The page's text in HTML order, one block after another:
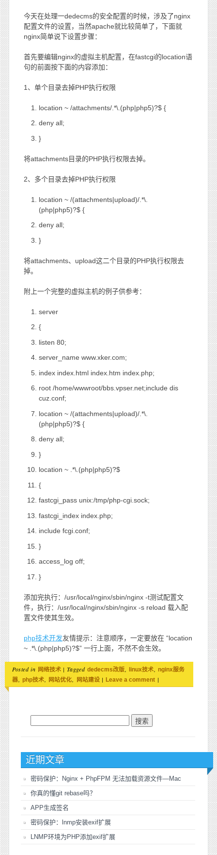
今天在处理一dedecms的安全配置的时候，涉及了nginx
配置文件的设置，当然apache就比较简单了，下面就
nginx简单说下设置步骤：
首先要编辑nginx的虚拟主机配置，在fastcgi的location语
句的前面按下面的内容添加：
1、单个目录去掉PHP执行权限
location ~ /attachments/.*\.(php|php5)?$ {
deny all;
}
将attachments目录的PHP执行权限去掉。
2、多个目录去掉PHP执行权限
location ~ /(attachments|upload)/.*\.
(php|php5)?$ {
deny all;
}
将attachments、upload这二个目录的PHP执行权限去
掉。
附上一个完整的虚拟主机的例子供参考：
server
{
listen 80;
server_name www.xker.com;
index index.html index.htm index.php;
root /home/wwwroot/bbs.vpser.net;include dis
cuz.conf;
location ~ /(attachments|upload)/.*\.
(php|php5)?$ {
deny all;
}
location ~ .*\.(php|php5)?$
{
fastcgi_pass unix:/tmp/php-cgi.sock;
fastcgi_index index.php;
include fcgi.conf;
}
access_log off;
}
添加完执行：/usr/local/nginx/sbin/nginx -t测试配置文
件，执行：/usr/local/nginx/sbin/nginx -s reload 载入配
置文件使其生效。
php技术开发友情提示：注意顺序，一定要放在 “location
~ .*\.(php|php5)?$” 一行上面，不然不会生效。
Posted in 网络技术 | Tagged dedecms改版, linux技术, nginx服务
器, php技术, 网站优化, 网站建设 | Leave a comment |
近期文章
密码保护：Nginx + PhpFPM 无法加载资源文件—Mac
你真的懂git rebase吗？
APP生成签名
密码保护：lnmp安装exif扩展
LNMP环境为PHP添加exif扩展